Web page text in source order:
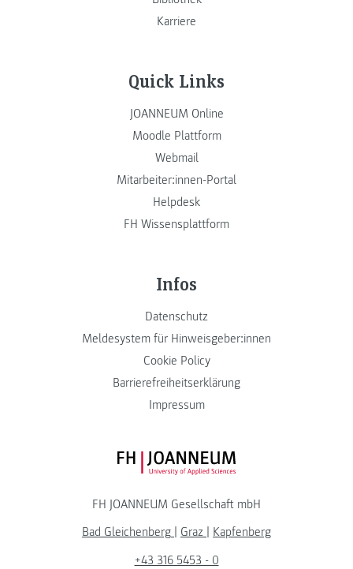
Karriere
Quick Links
JOANNEUM Online
Moodle Plattform
Webmail
Mitarbeiter:innen-Portal
Helpdesk
FH Wissensplattform
Infos
Datenschutz
Meldesystem für Hinweisgeber:innen
Cookie Policy
Barrierefreiheitserklärung
Impressum
FH JOANNEUM Logo
FH JOANNEUM Gesellschaft mbH
Bad Gleichenberg
Graz
Kapfenberg
+43 316 5453 - 0